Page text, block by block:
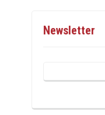
Newsletter